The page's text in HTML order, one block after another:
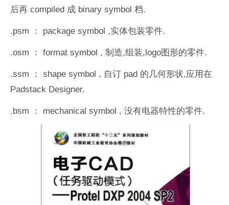
后再 compiled 成 binary symbol 档.
.psm ： package symbol ,实体包装零件.
.osm ： format symbol , 制造,组装,logo图形的零件.
.ssm ： shape symbol , 自订 pad 的几何形状,应用在
Padstack Designer.
.bsm ： mechanical symbol , 没有电器特性的零件.